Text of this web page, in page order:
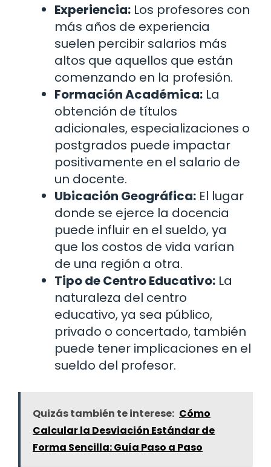
Experiencia: Los profesores con
más años de experiencia
suelen percibir salarios más
altos que aquellos que están
comenzando en la profesión.
Formación Académica: La
obtención de títulos
adicionales, especializaciones o
postgrados puede impactar
positivamente en el salario de
un docente.
Ubicación Geográfica: El lugar
donde se ejerce la docencia
puede influir en el sueldo, ya
que los costos de vida varían
de una región a otra.
Tipo de Centro Educativo: La
naturaleza del centro
educativo, ya sea público,
privado o concertado, también
puede tener implicaciones en el
sueldo del profesor.
Quizás también te interese: Cómo
Calcular la Desviación Estándar de
Forma Sencilla: Guía Paso a Paso